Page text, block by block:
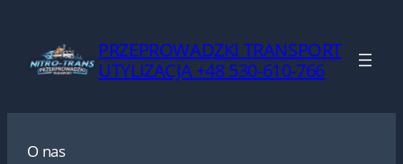
treści
PRZEPROWADZKI TRANSPORT
UTYLIZACJA +48 530-610-766
O nas